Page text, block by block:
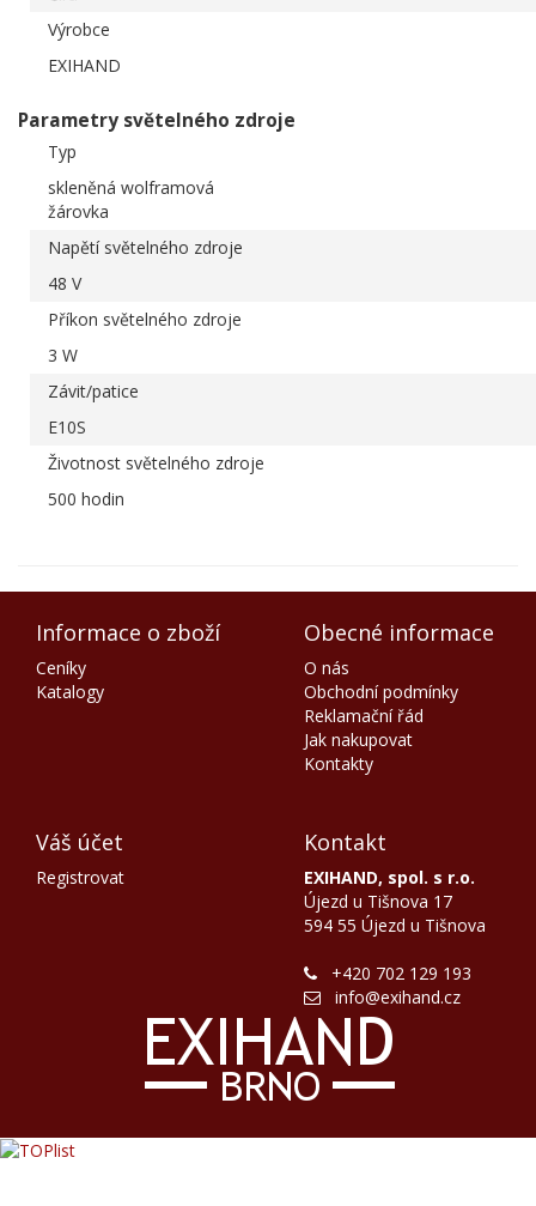
Výrobce
EXIHAND
Parametry světelného zdroje
Typ
skleněná wolframová
žárovka
Napětí světelného zdroje
48 V
Příkon světelného zdroje
3 W
Závit/patice
E10S
Životnost světelného zdroje
500 hodin
Informace o zboží
Ceníky
Katalogy
Obecné informace
O nás
Obchodní podmínky
Reklamační řád
Jak nakupovat
Kontakty
Váš účet
Registrovat
Kontakt
EXIHAND, spol. s r.o.
Újezd u Tišnova 17
594 55 Újezd u Tišnova
+420 702 129 193
info@exihand.cz